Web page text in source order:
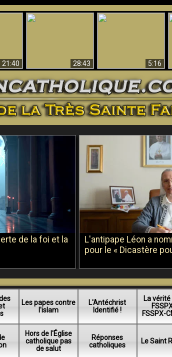
21:40
28:43
5:16
de la foi et la
L'antipape Léon a
pour le « Dicastère
Les papes contre
l'islam
L'Antéchrist
Identifié !
La
FSSPX-
Hors de l'Église
catholique pas
de salut
Réponses
catholiques
Le Saint